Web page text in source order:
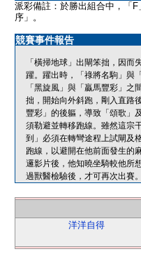
派彩備註：於勝出組合中，「
序」。
競賽事件報告
「橫掃地球」出閘笨拙，因
躍。躍出時，「祿將名駒」與
「黑旋風」與「贏馬豐彩」
拙，開始向外斜跑，剛入直路
豐彩」的後軀，導致「頌歌」
須勒避並轉移跑線。雖然這宗
到」必須在轉彎途程上試閘及
跑線，以避開在他前面發生的
邏影片後，他知曉坐騎較他所
過獸醫檢驗後，才可再次出賽
洋洋自得